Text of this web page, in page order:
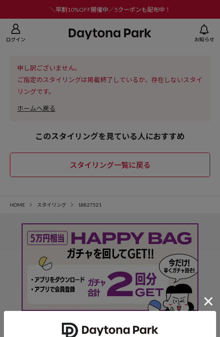
＼早割10%OFF開催中／5クーポンも配布中！
ログイン お知らせ
申し訳ございません。
ご指定のスタイリングは掲載終了しているか、存在しないスタイ
リングです。
ホームへ戻る
このスタイリングを見ている人におすすめ
スタイリング一覧に戻る
HOME スタイリング 18827521